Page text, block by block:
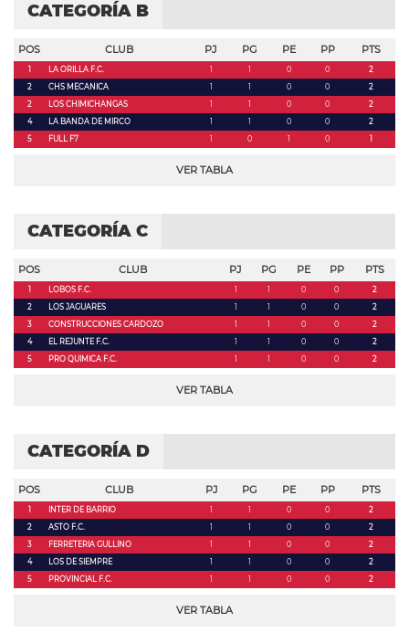
CATEGORÍA B
POS CLUB PJ PG PE PP PTS
1 LA ORILLA F.C. 1 1 0 0
2
2
CHS MECANICA 1 1 0 0
2
2
LOS CHIMICHANGAS 1 1 0 0
2
4
LA BANDA DE MIRCO 1 1 0 0
2
5
FULL F7 1 0 1 0 1
VER TABLA
CATEGORÍA C
POS CLUB PJ PG PE PP PTS
1 LOBOS F.C. 1 1 0 0
2
2
LOS JAGUARES 1 1 0 0
2
3
CONSTRUCCIONES CARDOZO 1 1 0 0
2
4
EL REJUNTE F.C. 1 1 0 0
2
5
PRO QUIMICA F.C. 1 1 0 0 2
VER TABLA
CATEGORÍA D
POS CLUB PJ PG PE PP PTS
1 INTER DE BARRIO 1 1 0 0
2
2
ASTO F.C. 1 1 0 0
2
3
FERRETERIA GULLINO 1 1 0 0
2
4
LOS DE SIEMPRE 1 1 0 0
2
5
PROVINCIAL F.C. 1 1 0 0 2
VER TABLA